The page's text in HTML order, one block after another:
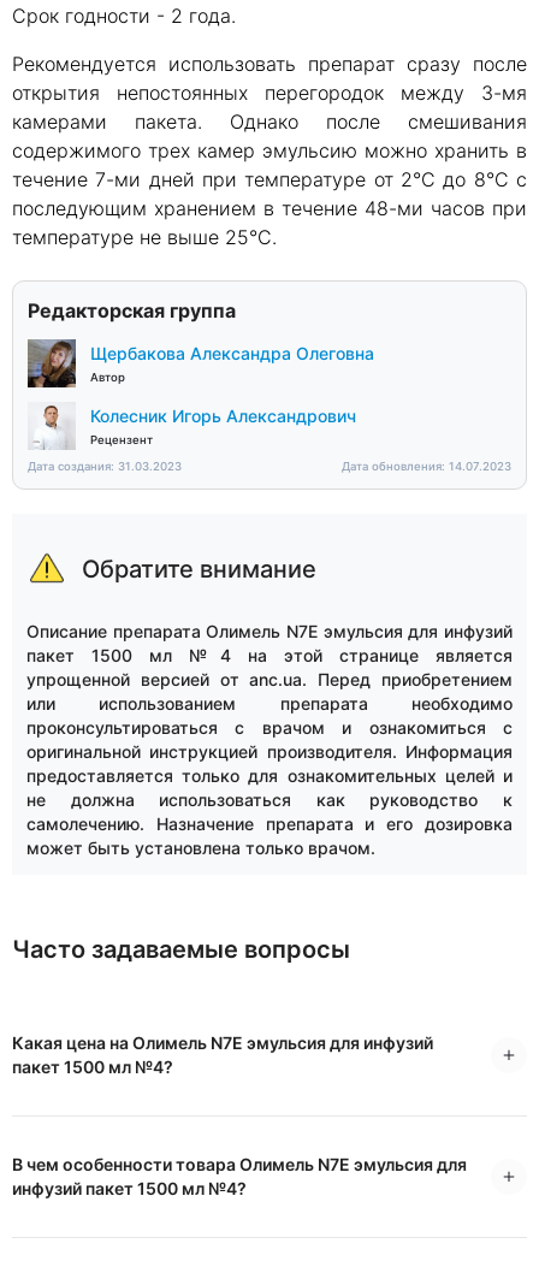
Срок годности - 2 года.
Рекомендуется использовать препарат сразу после
открытия непостоянных перегородок между 3-мя
камерами пакета. Однако после смешивания
содержимого трех камер эмульсию можно хранить в
течение 7-ми дней при температуре от 2°С до 8°С с
последующим хранением в течение 48-ми часов при
температуре не выше 25°С.
Редакторская группа
Щербакова Александра Олеговна
Автор
Колесник Игорь Александрович
Рецензент
Дата создания: 31.03.2023
Дата обновления: 14.07.2023
Обратите внимание
Описание препарата Олимель N7E эмульсия для инфузий
пакет 1500 мл №4 на этой странице является
упрощенной версией от anc.ua. Перед приобретением
или использованием препарата необходимо
проконсультироваться с врачом и ознакомиться с
оригинальной инструкцией производителя. Информация
предоставляется только для ознакомительных целей и
не должна использоваться как руководство к
самолечению. Назначение препарата и его дозировка
может быть установлена только врачом.
Часто задаваемые вопросы
Какая цена на Олимель N7E эмульсия для инфузий
пакет 1500 мл №4?
В чем особенности товара Олимель N7E эмульсия для
инфузий пакет 1500 мл №4?